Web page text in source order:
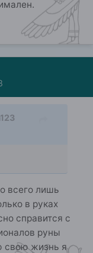
всего лишь
в руках
справится с
руны
свою жизнь я